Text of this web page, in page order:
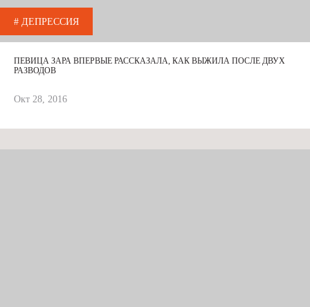
# ДЕПРЕССИЯ
ПЕВИЦА ЗАРА ВПЕРВЫЕ РАССКАЗАЛА, КАК ВЫЖИЛА ПОСЛЕ ДВУХ
РАЗВОДОВ
Окт 28, 2016